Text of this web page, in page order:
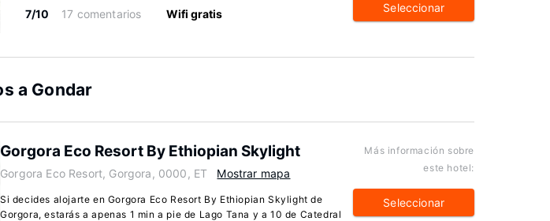
7/10 17 comentarios Wifi gratis Seleccionar
a Gondar
Gorgora Eco Resort By Ethiopian Skylight
Gorgora Eco Resort, Gorgora, 0000, ET Mostrar mapa
Si decides alojarte en Gorgora Eco Resort By Ethiopian Skylight de
Gorgora, estarás a apenas 1 min a pie de Lago Tana y a 10 de Catedral
Más información sobre
este hotel:
Seleccionar